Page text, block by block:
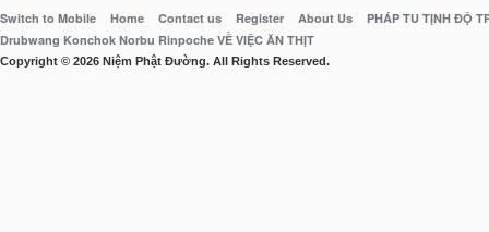
Switch to Mobile Home Contact us Register About Us
PHÁP TU TỊNH ĐỘ
Drubwang Konchok Norbu Rinpoche VỀ VIỆC ĂN THỊT
Copyright © 2026 Niệm Phật Đường. All Rights Reserved.